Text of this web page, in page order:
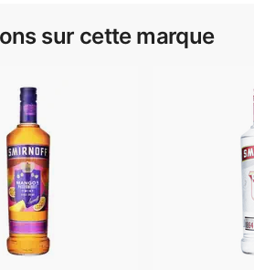
sur cette marque